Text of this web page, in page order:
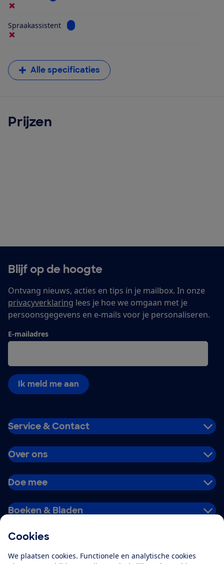
Cookies
We plaatsen cookies. Functionele en analytische cookies
Spraakassistent Bekijk informatie voor Spraakassistent
Alle specificaties
Prijzen
Blijf op de hoogte
Ontvang nieuws, acties en tips in je mailbox. In onze
privacyverklaring lees je hoe we omgaan met je
persoonsgegevens en e-mails voor je personaliseren.
E-mailadres
Ik meld me aan
Service & Contact
Over ons
Doe mee
Boeken & Bladen